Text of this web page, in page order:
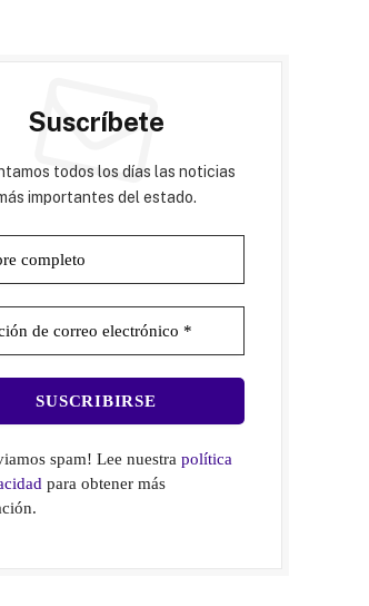
Suscríbete
todos los días las noticias
importantes del estado.
spam! Lee nuestrapolítica
para obtener más